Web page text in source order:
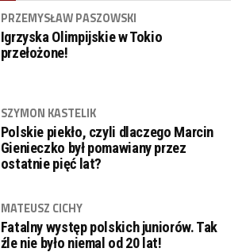
PRZEMYSŁAW PASZOWSKI
Igrzyska Olimpijskie w Tokio
przełożone!
SZYMON KASTELIK
Polskie piekło, czyli dlaczego Marcin
Gienieczko był pomawiany przez
ostatnie pięć lat?
MATEUSZ CICHY
Fatalny występ polskich juniorów. Tak
źle nie było niemal od 20 lat!